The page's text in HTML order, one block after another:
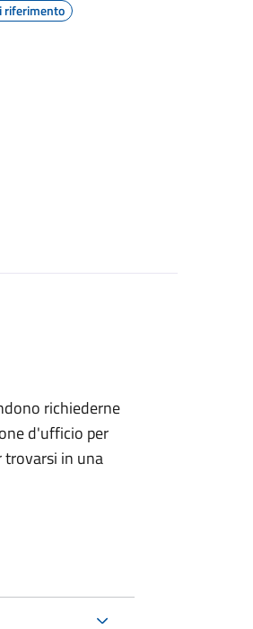
riferimento
richiederne
d'ufficio per
trovarsi in una